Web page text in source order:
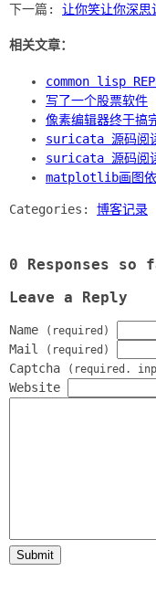
下一篇: 让你笑让你深思
相关文章：
common lisp
写了一个股票软件
像素编辑器终于搞
suricata 源码阅
suricata 源码阅
matplotlib画图
Categories: 博客记录
0 Responses so
Leave a Reply
Name (required)
Mail (required)
Captcha (required.
Website